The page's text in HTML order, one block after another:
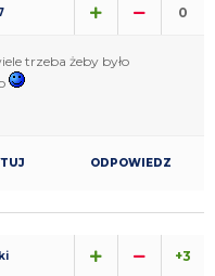
0
trzeba żeby było
ODPOWIEDZ
+3